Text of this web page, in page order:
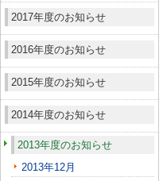
2017年度のお知らせ
2016年度のお知らせ
2015年度のお知らせ
2014年度のお知らせ
2013年度のお知らせ
2013年12月